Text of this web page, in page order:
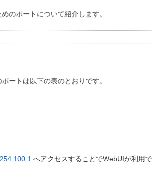
のポートについて紹介します。
ートは以下の表のとおりです。
へアクセスすることでWebUIが利用で